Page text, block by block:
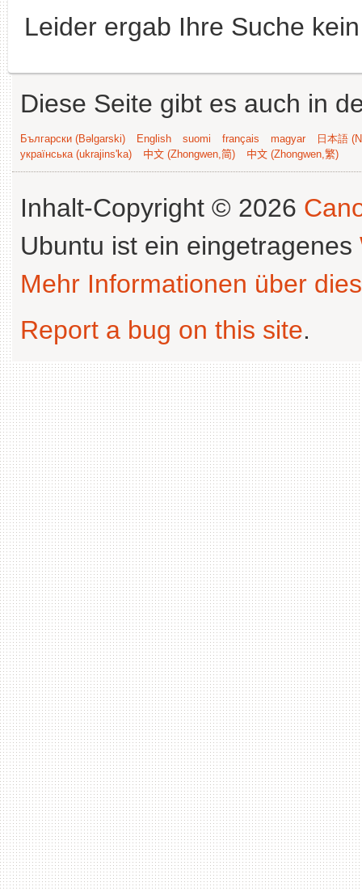
Leider ergab Ihre Suche
Diese Seite gibt es auch in
Български (Bəlgarski) English suomi français magyar
日本語
українська (ukrajins'ka)
中文 (Zhongwen,简) 中文 (Zhongwen,繁)
Inhalt-Copyright © 2026
Ubuntu ist ein eingetragenes
Mehr Informationen über
Report a bug on this site.